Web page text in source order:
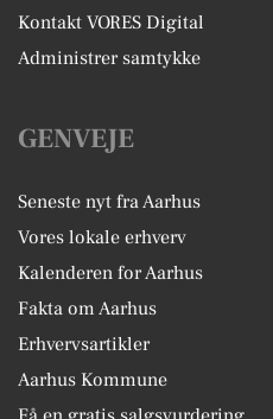
Kontakt VORES Digital
Administrer samtykke
GENVEJE
Seneste nyt fra Aarhus
Vores lokale erhverv
Kalenderen for Aarhus
Fakta om Aarhus
Erhvervsartikler
Aarhus Kommune